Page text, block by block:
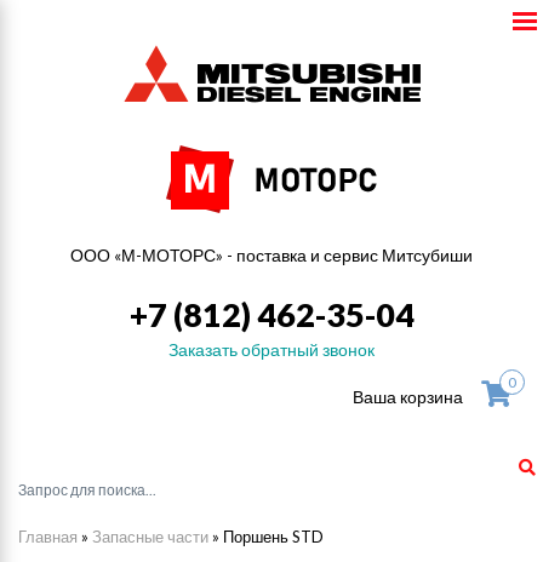
ООО «М-МОТОРС» - поставка и сервис Митсубиши
+7 (812) 462-35-04
Заказать обратный звонок
Ваша корзина
0
Главная » Запасные части » Поршень STD